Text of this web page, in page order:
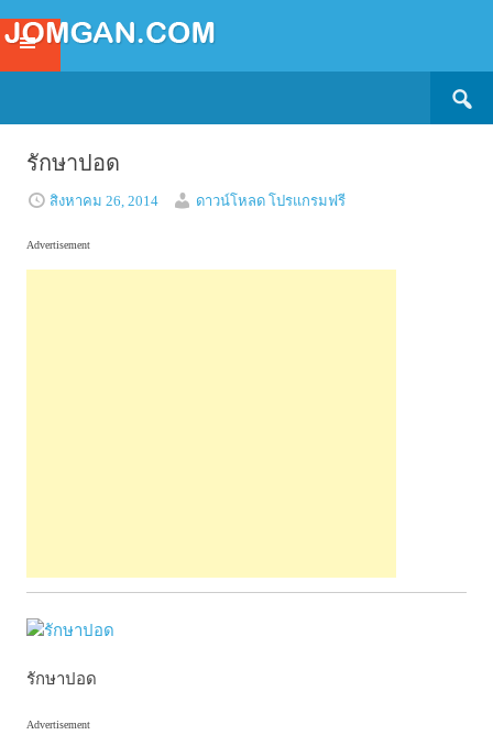
รักษาปอด
สิงหาคม 26, 2014 ดาวน์โหลด โปรแกรมฟรี
Advertisement
รักษาปอด
Advertisement